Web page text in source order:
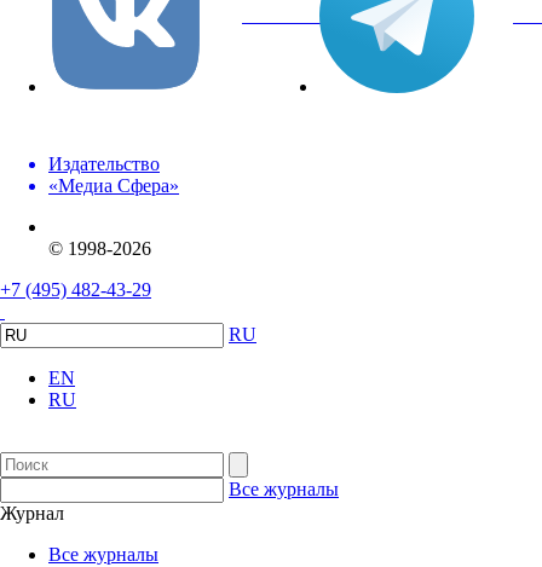
вКонтакте
Издательство
«Медиа Сфера»
© 1998-2026
+7 (495) 482-43-29
RU
EN
RU
Все журналы
Журнал
Все журналы